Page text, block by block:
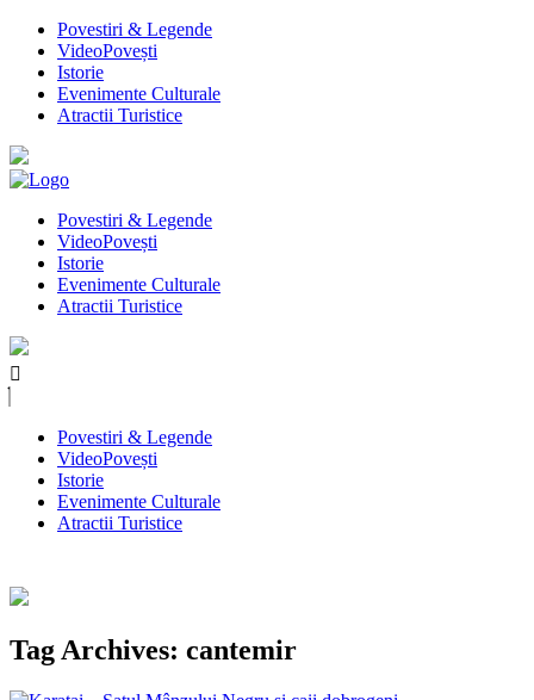
Povestiri & Legende
VideoPovești
Istorie
Evenimente Culturale
Atractii Turistice
Povestiri & Legende
VideoPovești
Istorie
Evenimente Culturale
Atractii Turistice
Povestiri & Legende
VideoPovești
Istorie
Evenimente Culturale
Atractii Turistice
Tag Archives: cantemir